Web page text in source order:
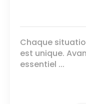
Chaque
est unique.
essentiel ...